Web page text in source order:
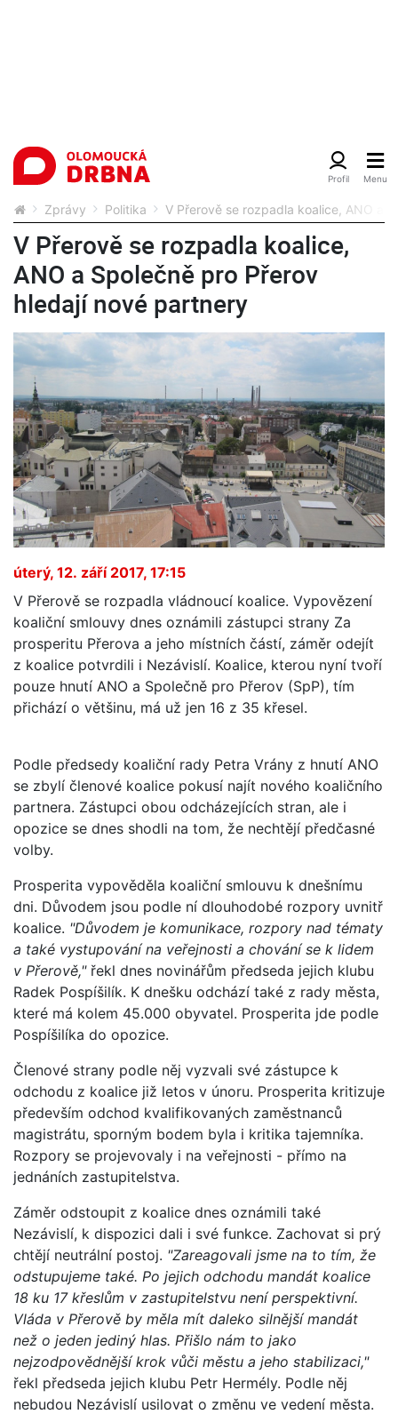
Zprávy Politika V Přerově se rozpadla koalice, ANO a
V Přerově se rozpadla koalice,
ANO a Společně pro Přerov
hledají nové partnery
úterý, 12. září 2017, 17:15
V Přerově se rozpadla vládnoucí koalice. Vypovězení
koaliční smlouvy dnes oznámili zástupci strany Za
prosperitu Přerova a jeho místních částí, záměr odejít
z koalice potvrdili i Nezávislí. Koalice, kterou nyní tvoří
pouze hnutí ANO a Společně pro Přerov (SpP), tím
přichází o většinu, má už jen 16 z 35 křesel.
Podle předsedy koaliční rady Petra Vrány z hnutí ANO
se zbylí členové koalice pokusí najít nového koaličního
partnera. Zástupci obou odcházejících stran, ale i
opozice se dnes shodli na tom, že nechtějí předčasné
volby.
Prosperita vypověděla koaliční smlouvu k dnešnímu
dni. Důvodem jsou podle ní dlouhodobé rozpory uvnitř
koalice. "Důvodem je komunikace, rozpory nad tématy
a také vystupování na veřejnosti a chování se k lidem
v Přerově,"řekl dnes novinářům předseda jejich klubu
Radek Pospíšilík. K dnešku odchází také z rady města,
které má kolem 45.000 obyvatel. Prosperita jde podle
Pospíšilíka do opozice.
Členové strany podle něj vyzvali své zástupce k
odchodu z koalice již letos v únoru. Prosperita kritizuje
především odchod kvalifikovaných zaměstnanců
magistrátu, sporným bodem byla i kritika tajemníka.
Rozpory se projevovaly i na veřejnosti - přímo na
jednáních zastupitelstva.
Záměr odstoupit z koalice dnes oznámili také
Nezávislí, k dispozici dali i své funkce. Zachovat si prý
chtějí neutrální postoj. "Zareagovali jsme na to tím, že
odstupujeme také. Po jejich odchodu mandát koalice
18 ku 17 křeslům v zastupitelstvu není perspektivní.
Vláda v Přerově by měla mít daleko silnější mandát
než o jeden jediný hlas. Přišlo nám to jako
nejzodpovědnější krok vůči městu a jeho stabilizaci,"
řekl předseda jejich klubu Petr Hermély. Podle něj
nebudou Nezávislí usilovat o změnu ve vedení města.